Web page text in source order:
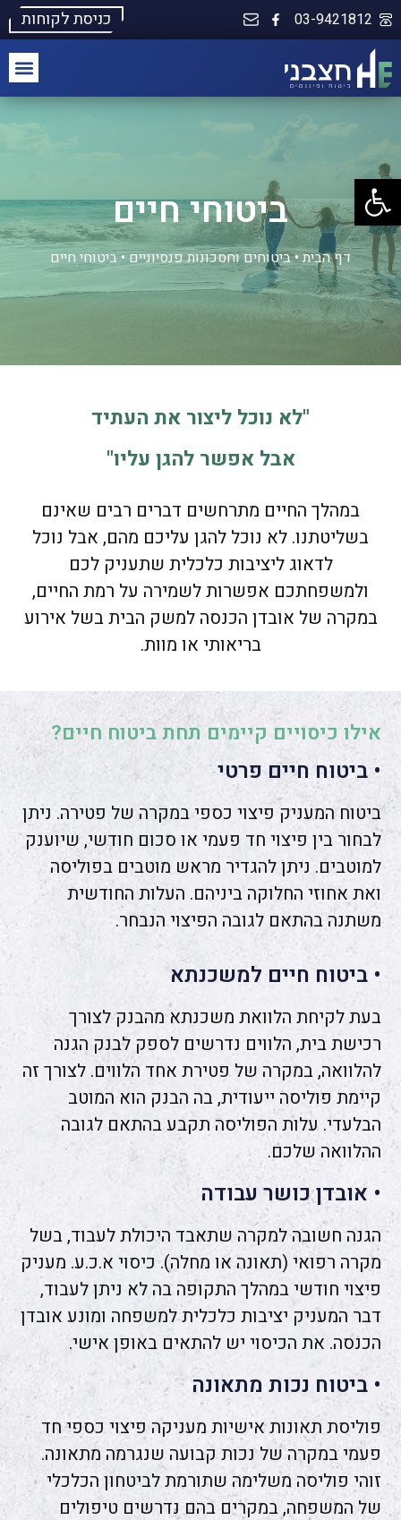
פתח סרגל נגישות
03-9421812 כניסת לקוחות
ביטוחי חיים​
דף הבית•ביטוחים וחסכונות פנסיוניים•ביטוחי חיים​
"לא נוכל ליצור את העתיד
אבל אפשר להגן עליו"
במהלך החיים מתרחשים דברים רבים שאינם
בשליטתנו. לא נוכל להגן עליכם מהם, אבל נוכל
לדאוג ליציבות כלכלית שתעניק לכם
ולמשפחתכם אפשרות לשמירה על רמת החיים,
במקרה של אובדן הכנסה למשק הבית בשל אירוע
בריאותי או מוות.
אילו כיסויים קיימים תחת ביטוח חיים?
• ביטוח חיים פרטי
ביטוח המעניק פיצוי כספי במקרה של פטירה. ניתן
לבחור בין פיצוי חד פעמי או סכום חודשי, שיוענק
למוטבים. ניתן להגדיר מראש מוטבים בפוליסה
ואת אחוזי החלוקה ביניהם. העלות החודשית
משתנה בהתאם לגובה הפיצוי הנבחר.
• ביטוח חיים למשכנתא
בעת לקיחת הלוואת משכנתא מהבנק לצורך
רכישת בית, הלווים נדרשים לספק לבנק הגנה
להלוואה, במקרה של פטירת אחד הלווים. לצורך זה
קיימת פוליסה ייעודית, בה הבנק הוא המוטב
הבלעדי. עלות הפוליסה תקבע בהתאם לגובה
ההלוואה שלכם.
• אובדן כושר עבודה
הגנה חשובה למקרה שתאבד היכולת לעבוד, בשל
מקרה רפואי (תאונה או מחלה). כיסוי א.כ.ע. מעניק
פיצוי חודשי במהלך התקופה בה לא ניתן לעבוד,
דבר המעניק יציבות כלכלית למשפחה ומונע אובדן
הכנסה. את הכיסוי יש להתאים באופן אישי.
• ביטוח נכות מתאונה
פוליסת תאונות אישיות מעניקה פיצוי כספי חד
פעמי במקרה של נכות קבועה שנגרמה מתאונה.
זוהי פוליסה משלימה שתורמת לביטחון הכלכלי
של המשפחה, במקרים בהם נדרשים טיפולים